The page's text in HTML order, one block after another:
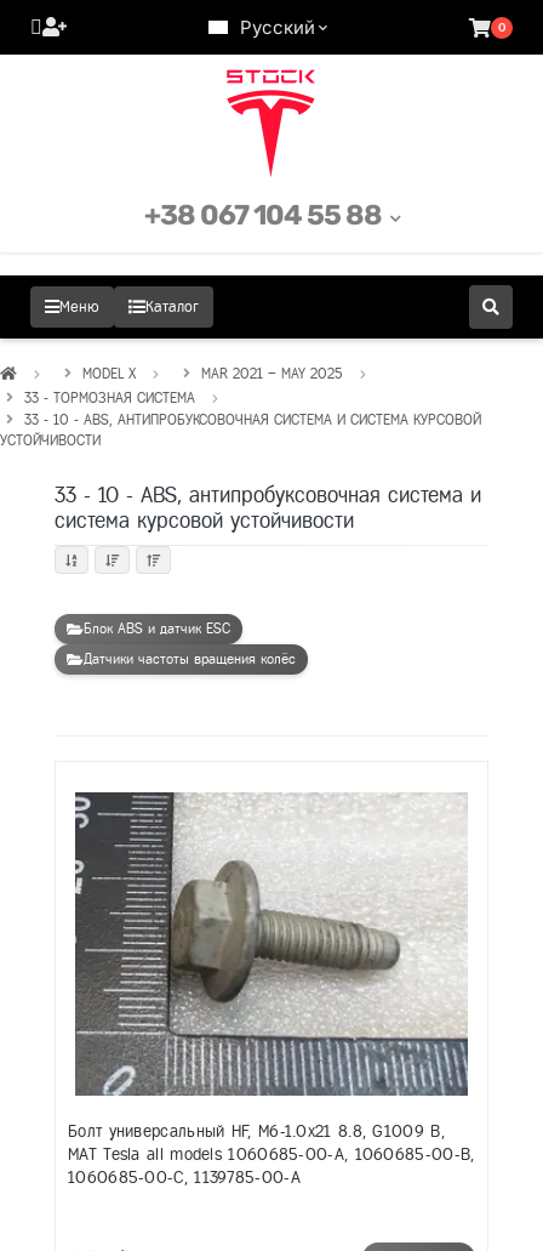
Русский 0
Меню Каталог
+38 067 104 55 88
MODEL X
MAR 2021 – MAY 2025
33 - ТОРМОЗНАЯ СИСТЕМА
33 - 10 - ABS, АНТИПРОБУКСОВОЧНАЯ СИСТЕМА И СИСТЕМА КУРСОВОЙ
УСТОЙЧИВОСТИ
33 - 10 - ABS, антипробуксовочная система и
система курсовой устойчивости
Блок ABS и датчик ESC
Датчики частоты вращения колёс
Болт универсальный HF, M6-1.0x21 8.8, G1009 B,
MAT Tesla all models 1060685-00-A, 1060685-00-B,
1060685-00-C, 1139785-00-A